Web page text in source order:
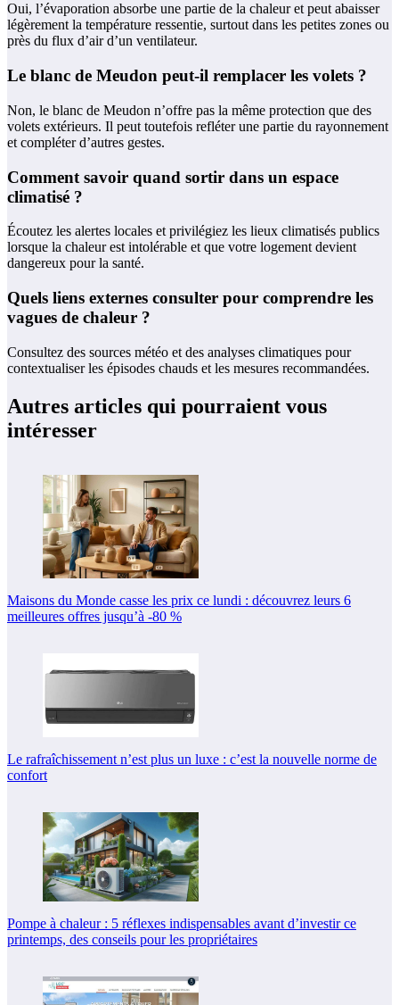
Oui, l’évaporation absorbe une partie de la chaleur et peut abaisser
légèrement la température ressentie, surtout dans les petites zones ou
près du flux d’air d’un ventilateur.
Le blanc de Meudon peut-il remplacer les volets ?
Non, le blanc de Meudon n’offre pas la même protection que des
volets extérieurs. Il peut toutefois refléter une partie du rayonnement
et compléter d’autres gestes.
Comment savoir quand sortir dans un espace
climatisé ?
Écoutez les alertes locales et privilégiez les lieux climatisés publics
lorsque la chaleur est intolérable et que votre logement devient
dangereux pour la santé.
Quels liens externes consulter pour comprendre les
vagues de chaleur ?
Consultez des sources météo et des analyses climatiques pour
contextualiser les épisodes chauds et les mesures recommandées.
Autres articles qui pourraient vous
intéresser
Maisons du Monde casse les prix ce lundi : découvrez leurs 6
meilleures offres jusqu’à -80 %
Le rafraîchissement n’est plus un luxe : c’est la nouvelle norme de
confort
Pompe à chaleur : 5 réflexes indispensables avant d’investir ce
printemps, des conseils pour les propriétaires